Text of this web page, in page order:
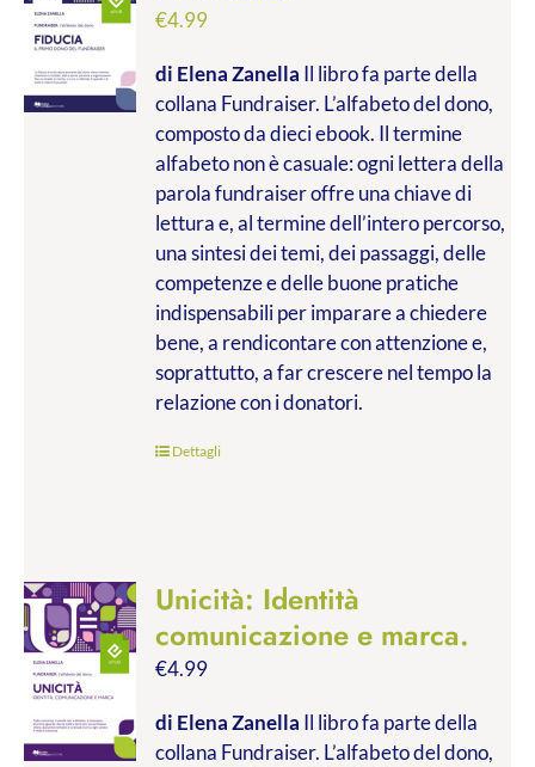
€4.99
di Elena Zanella Il libro fa parte della
collana Fundraiser. L’alfabeto del dono,
composto da dieci ebook. Il termine
alfabeto non è casuale: ogni lettera della
parola fundraiser offre una chiave di
lettura e, al termine dell’intero percorso,
una sintesi dei temi, dei passaggi, delle
competenze e delle buone pratiche
indispensabili per imparare a chiedere
bene, a rendicontare con attenzione e,
soprattutto, a far crescere nel tempo la
relazione con i donatori.
Dettagli
Unicità: Identità
comunicazione e marca.
€4.99
di Elena Zanella Il libro fa parte della
collana Fundraiser. L’alfabeto del dono,